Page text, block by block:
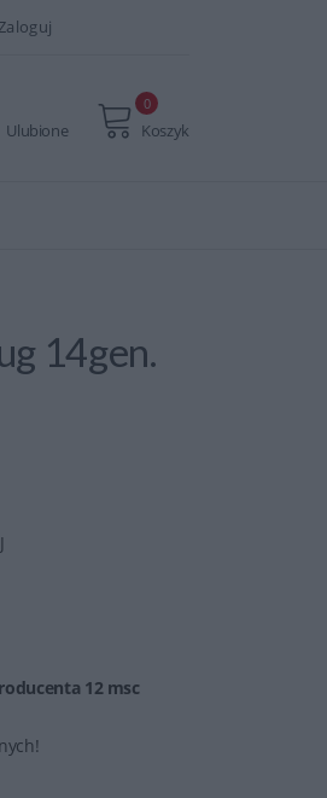
Zaloguj
Ulubione Koszyk
0
14gen.
12 msc